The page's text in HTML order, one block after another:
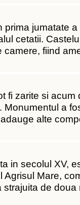
prima jumatate
cetatii.
camere, fiind
fi zarite si
a
alte
in secolul XV,
Mare,
de doua